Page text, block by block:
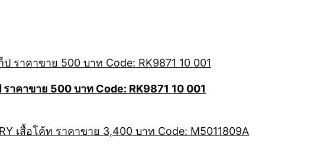
าคาขาย 500 บาท Code: RK9871 10 001